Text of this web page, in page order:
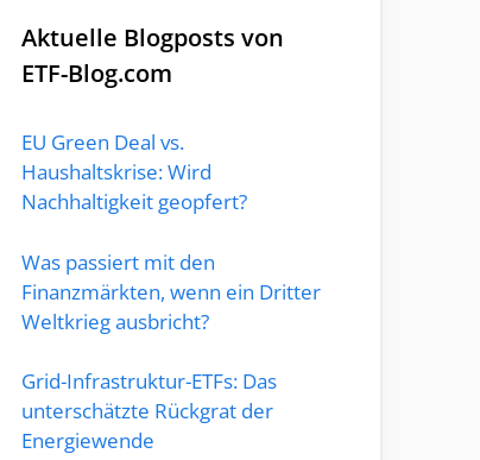
Aktuelle Blogposts von
ETF-Blog.com
EU Green Deal vs.
Haushaltskrise: Wird
Nachhaltigkeit geopfert?
Was passiert mit den
Finanzmärkten, wenn ein Dritter
Weltkrieg ausbricht?
Grid-Infrastruktur-ETFs: Das
unterschätzte Rückgrat der
Energiewende